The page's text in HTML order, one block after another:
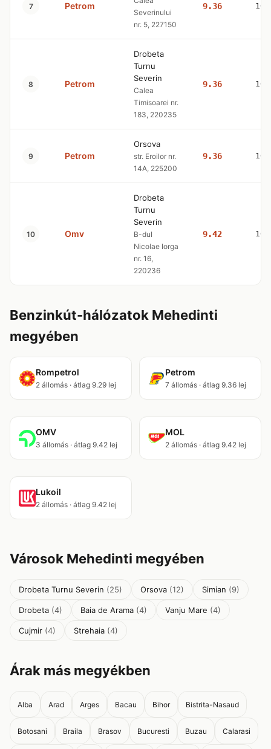
7 Petrom
Severinului
nr. 5, 227150
9.36
8 Petrom
Drobeta
Turnu
Severin
Calea
Timisoarei nr.
183, 220235
9.36
9 Petrom
Orsova
str. Eroilor nr.
14A, 225200
9.36
10 Omv
Drobeta
Turnu
Severin
B-dul
Nicolae Iorga
nr. 16,
220236
9.42
Benzinkút-hálózatok Mehedinti
megyében
Rompetrol
2 állomás · átlag 9.29 lej
Petrom
7 állomás · átlag 9.36 lej
OMV
3 állomás · átlag 9.42 lej
MOL
2 állomás · átlag 9.42 lej
Lukoil
2 állomás · átlag 9.42 lej
Városok Mehedinti megyében
Drobeta Turnu Severin (25) Orsova (12) Simian (9)
Drobeta (4) Baia de Arama (4) Vanju Mare (4)
Cujmir (4) Strehaia (4)
Árak más megyékben
Alba Arad Arges Bacau Bihor Bistrita-Nasaud
Botosani Braila Brasov Bucuresti Buzau Calarasi